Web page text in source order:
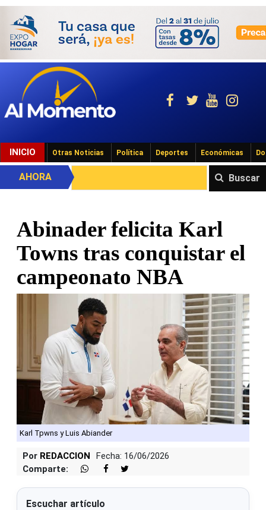
INICIO Otras Noticias Política Deportes Económicas
Buscar
AHORA
Abinader felicita Karl
Towns tras conquistar el
campeonato NBA
Karl Tpwns y Luis Abiander
Por REDACCION
Fecha: 16/06/2026
Comparte:
Escuchar artículo